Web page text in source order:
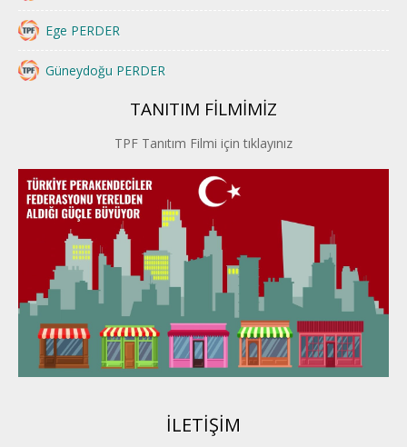
Ege PERDER
Güneydoğu PERDER
İstanbul PERDER
İpek Yolu PERDER
Kayseri PERDER
Karadeniz Perder
Konya PERDER
Van PERDER
BEYPER
TANITIM FİLMİMİZ
TPF Tanıtım Filmi için tıklayınız
İLETİŞİM